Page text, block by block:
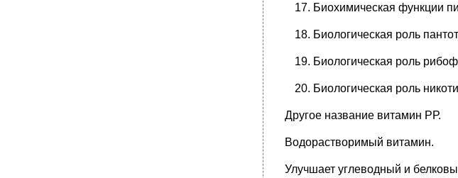
Биохимическая функции
Биологическая роль
Биологическая роль
Биологическая роль
Другое название витамин РР.
Водорастворимый витамин.
Улучшает углеводный и